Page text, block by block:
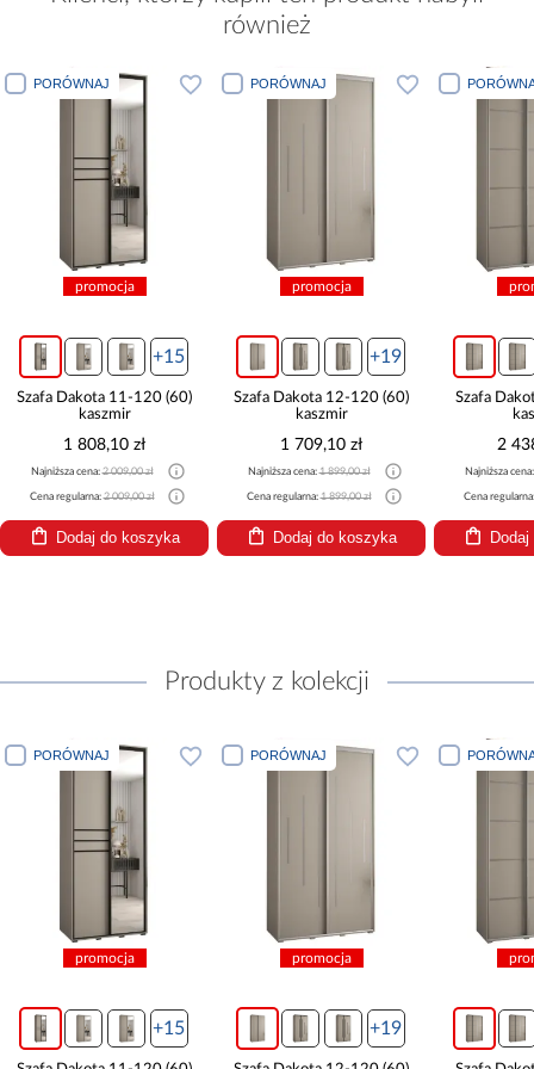
również
PORÓWNAJ
promocja
+15
Szafa Dakota 11-120 (60)
kaszmir
1 808,10 zł
Najniższa cena:2 009,00 zł
Cena regularna:2 009,00 zł
Dodaj do koszyka
PORÓWNAJ
promocja
+19
Szafa Dakota 12-120 (60)
kaszmir
1 709,10 zł
Najniższa cena:1 899,00 zł
Cena regularna:1 899,00 zł
Dodaj do koszyka
Szafa
2
Najniższa cena:
Cena regularna:
Dodaj
Produkty z kolekcji
PORÓWNAJ
promocja
+15
PORÓWNAJ
promocja
+19